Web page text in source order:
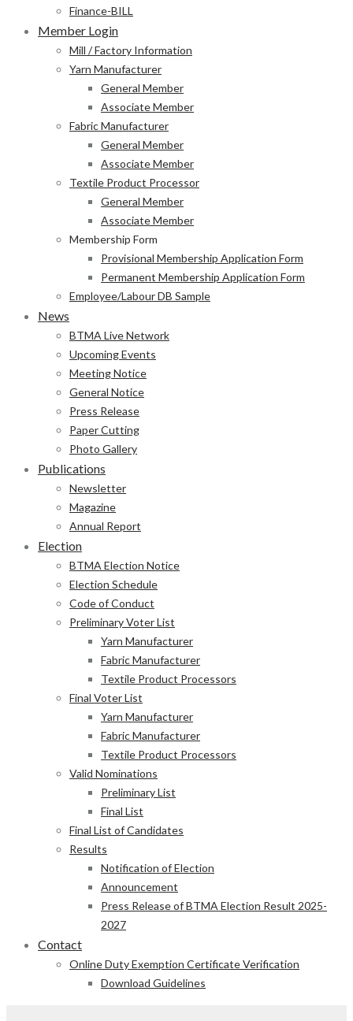
Finance-BILL
Member Login
Mill / Factory Information
Yarn Manufacturer
General Member
Associate Member
Fabric Manufacturer
General Member
Associate Member
Textile Product Processor
General Member
Associate Member
Membership Form
Provisional Membership Application Form
Permanent Membership Application Form
Employee/Labour DB Sample
News
BTMA Live Network
Upcoming Events
Meeting Notice
General Notice
Press Release
Paper Cutting
Photo Gallery
Publications
Newsletter
Magazine
Annual Report
Election
BTMA Election Notice
Election Schedule
Code of Conduct
Preliminary Voter List
Yarn Manufacturer
Fabric Manufacturer
Textile Product Processors
Final Voter List
Yarn Manufacturer
Fabric Manufacturer
Textile Product Processors
Valid Nominations
Preliminary List
Final List
Final List of Candidates
Results
Notification of Election
Announcement
Press Release of BTMA Election Result 2025-
2027
Contact
Online Duty Exemption Certificate Verification
Download Guidelines